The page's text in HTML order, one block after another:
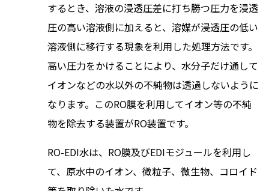
するとき、溶液の浸透圧差に打ち勝つ圧力を浸透
圧の高い溶液側に加えると、溶媒が浸透圧の低い
溶液側に移行する現象を利用した処理方法です。
高い圧力をかけることにより、水分子だけ通して
イオンなどの水以外の不純物は透過しないように
なります。このRO膜を利用してイオン等の不純
物を除去する装置がRO装置です。
RO-EDI水は、RO膜及びEDIモジュールを利用し
て、原水中のイオン、微粒子、微生物、コロイド